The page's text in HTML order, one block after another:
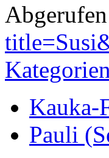
Kategorien
Kauka-
Pauli